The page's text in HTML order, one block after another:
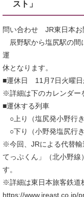
スト」
問い合わせ JR東日本
辰野駅から塩尻駅の間
運
休となります。
■運休日 11月7日火曜日
※詳細は下のカレンダー
■運休する列車
○上り（塩尻発小野行
○下り（小野発塩尻行
※今回、JRによる代替輸
てっぷくん」（北小野
す。
※詳細は東日本旅客鉄道
https://www.jreast.co.jp/